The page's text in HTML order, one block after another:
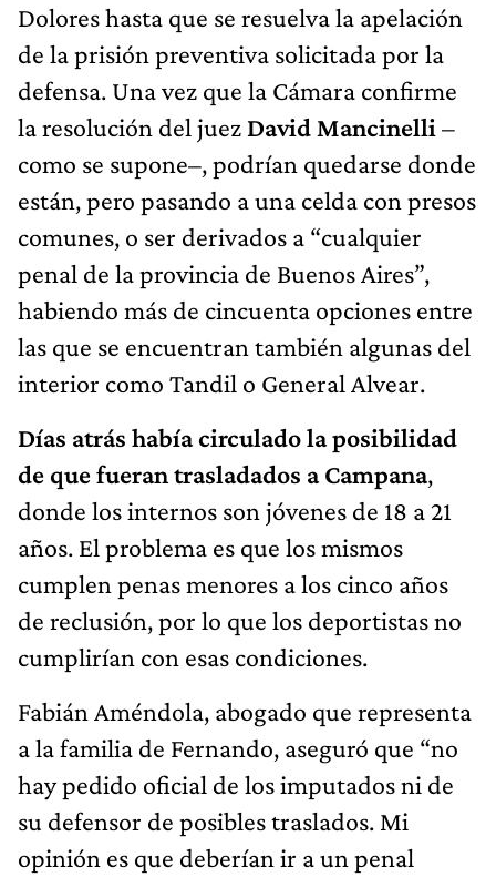
Dolores hasta que se resuelva la apelación
de la prisión preventiva solicitada por la
defensa. Una vez que la Cámara confirme
la resolución del juez David Mancinelli –
como se supone–, podrían quedarse donde
están, pero pasando a una celda con presos
comunes, o ser derivados a “cualquier
penal de la provincia de Buenos Aires”,
habiendo más de cincuenta opciones entre
las que se encuentran también algunas del
interior como Tandil o General Alvear.
Días atrás había circulado la posibilidad
de que fueran trasladados a Campana,
donde los internos son jóvenes de 18 a 21
años. El problema es que los mismos
cumplen penas menores a los cinco años
de reclusión, por lo que los deportistas no
cumplirían con esas condiciones.
Fabián Améndola, abogado que representa
a la familia de Fernando, aseguró que “no
hay pedido oficial de los imputados ni de
su defensor de posibles traslados. Mi
opinión es que deberían ir a un penal